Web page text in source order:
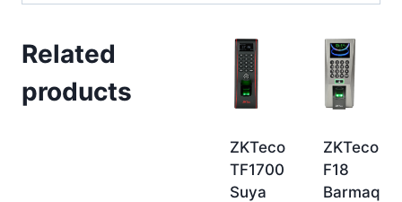
Related
products
ZKTeco
TF1700
Suya
ZKTeco
F18
Barmaq